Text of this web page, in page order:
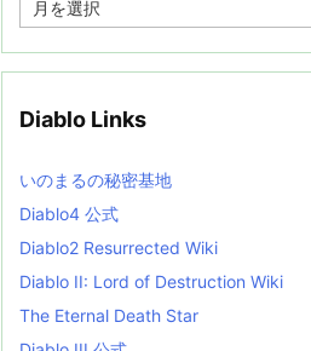
e
i
s
t
Diablo Links
いのまるの秘密基地
Diablo4 公式
Diablo2 Resurrected Wiki
Diablo II: Lord of Destruction Wiki
The Eternal Death Star